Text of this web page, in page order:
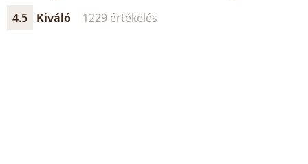
4.5 Kiváló 1229 értékelés